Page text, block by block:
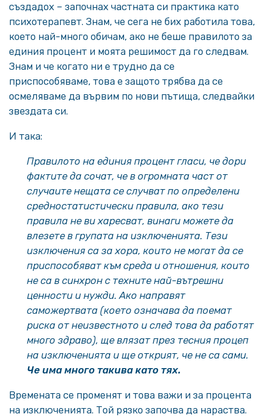
създадох – започнах частната си практика като
психотерапевт. Знам, че сега не бих работила това,
което най-много обичам, ако не беше правилото за
единия процент и моята решимост да го следвам.
Знам и че когато ни е трудно да се
приспособяваме, това е защото трябва да се
осмеляваме да вървим по нови пътища, следвайки
звездата си.
И така:
Правилото на единия процент гласи, че дори
фактите да сочат, че в огромната част от
случаите нещата се случват по определени
средностатистически правила, ако тези
правила не ви харесват, винаги можете да
влезете в групата на изключенията. Тези
изключения са за хора, които не могат да се
приспособяват към среда и отношения, които
не са в синхрон с техните най-вътрешни
ценности и нужди. Ако направят
саможертвата (което означава да поемат
риска от неизвестното и след това да работят
много здраво), ще влязат през тесния процеп
на изключенията и ще открият, че не са сами.
Че има много такива като тях.
Времената се променят и това важи и за процента
на изключенията. Той рязко започва да нараства.